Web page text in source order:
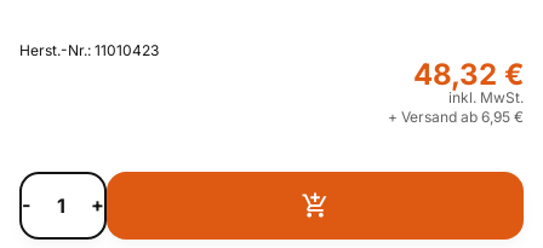
Herst.-Nr.: 11010423
48,32 €
inkl. MwSt.
+ Versand ab 6,95 €
- +